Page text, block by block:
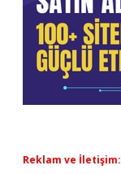
Reklam ve İletişim: